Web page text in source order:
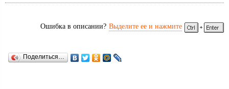
Ошибка в описании? Выделите ее и нажмите
Поделиться…